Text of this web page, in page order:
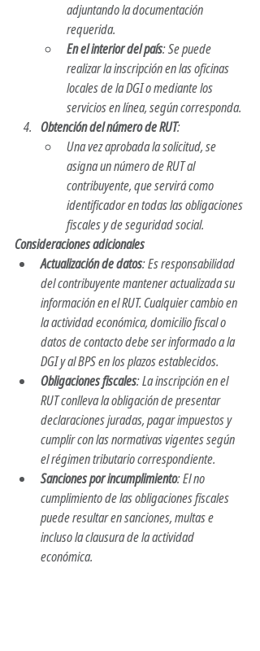
adjuntando la documentación
requerida.​
En el interior del país: Se puede
realizar la inscripción en las oficinas
locales de la DGI o mediante los
servicios en línea, según corresponda.​
Obtención del número de RUT:
Una vez aprobada la solicitud, se
asigna un número de RUT al
contribuyente, que servirá como
identificador en todas las obligaciones
fiscales y de seguridad social.​
Consideraciones adicionales
Actualización de datos: Es responsabilidad
del contribuyente mantener actualizada su
información en el RUT. Cualquier cambio en
la actividad económica, domicilio fiscal o
datos de contacto debe ser informado a la
DGI y al BPS en los plazos establecidos.​
Obligaciones fiscales: La inscripción en el
RUT conlleva la obligación de presentar
declaraciones juradas, pagar impuestos y
cumplir con las normativas vigentes según
el régimen tributario correspondiente.​
Sanciones por incumplimiento: El no
cumplimiento de las obligaciones fiscales
puede resultar en sanciones, multas e
incluso la clausura de la actividad
económica.